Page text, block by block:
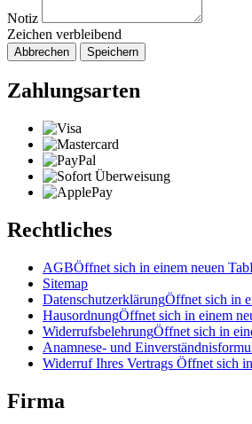
Notiz
Zeichen verbleibend
Abbrechen Speichern
Zahlungsarten
Rechtliches
AGBÖffnet sich in einem neuen Tab
Sitemap
DatenschutzerklärungÖffnet sich in
HausordnungÖffnet sich in einem
WiderrufsbelehrungÖffnet sich in
Anamnese- und
Widerruf Ihres Vertrags Öffnet sich
Firma